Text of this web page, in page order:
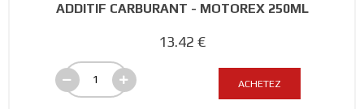
ADDITIF CARBURANT - MOTOREX 250ML
13.42 €
ACHETEZ